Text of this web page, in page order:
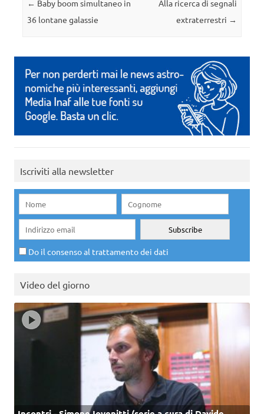
Navigazione articolo
← Baby boom simultaneo in
36 lontane galassie
Alla ricerca di segnali
extraterrestri →
Iscriviti alla newsletter
Do il consenso al trattamento dei dati
Video del giorno